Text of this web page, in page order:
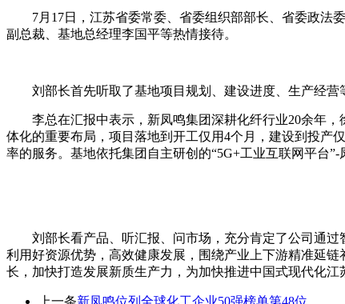
7月17日，江苏省委常委、省委组织部部长、省委政法
副总裁、基地总经理李国平等热情接待。
刘部长首先听取了基地项目规划、建设进度、生产经
李总在汇报中表示，新凤鸣集团深耕化纤行业20余年
体化的重要布局，项目落地到开工仅用4个月，建设到投产
率的服务。基地依托集团自主研创的“5G+工业互联网平台
刘部长看产品、听汇报、问市场，充分肯定了公司通
利用好资源优势，高效健康发展，围绕产业上下游精准延
长，加快打造发展新质生产力，为加快推进中国式现代化江